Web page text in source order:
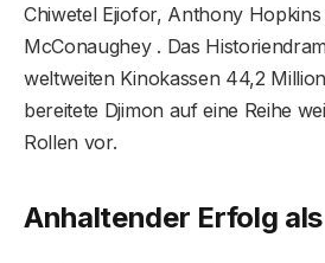
Chiwetel Ejiofor, Anthony
McConaughey . Das
weltweiten Kinokassen 44,2
bereitete Djimon auf eine Reihe
Rollen vor.
Anhaltender Erfolg